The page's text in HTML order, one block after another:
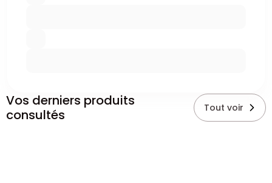
Vos derniers produits
consultés
Tout voir